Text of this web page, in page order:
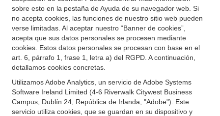
sobre esto en la pestaña de Ayuda de su navegador web. Si
no acepta cookies, las funciones de nuestro sitio web pueden
verse limitadas. Al aceptar nuestro “Banner de cookies”,
acepta que sus datos personales se procesen mediante
cookies. Estos datos personales se procesan con base en el
art. 6, párrafo 1, frase 1, letra a) del RGPD. A continuación,
detallamos cookies concretas.
Utilizamos Adobe Analytics, un servicio de Adobe Systems
Software Ireland Limited (4-6 Riverwalk Citywest Business
Campus, Dublín 24, República de Irlanda; "Adobe"). Este
servicio utiliza cookies, que se guardan en su dispositivo y